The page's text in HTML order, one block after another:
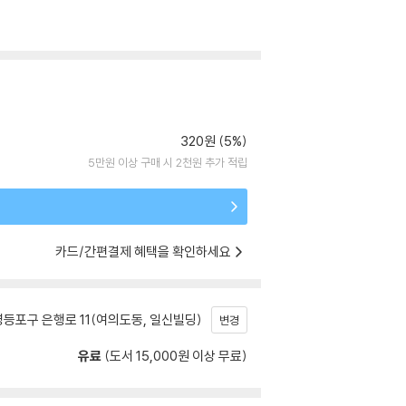
320원 (5%)
5만원 이상 구매 시 2천원 추가 적립
카드/간편결제 혜택을 확인하세요
포구 은행로 11(여의도동, 일신빌딩) 변경
유료 (도서 15,000원 이상 무료)